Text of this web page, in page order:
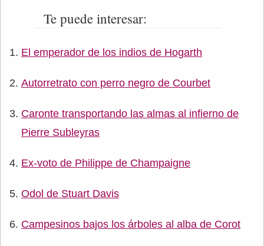
Te puede interesar:
El emperador de los indios de Hogarth
Autorretrato con perro negro de Courbet
Caronte transportando las almas al infierno de
Pierre Subleyras
Ex-voto de Philippe de Champaigne
Odol de Stuart Davis
Campesinos bajos los árboles al alba de Corot